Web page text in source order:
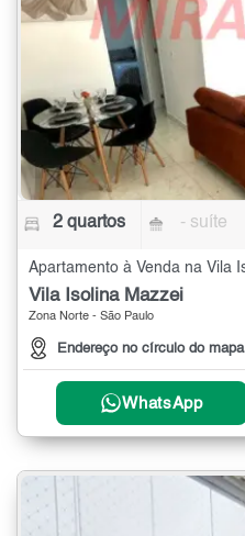
2 quartos - suíte
Vila Isolina Mazzei
Zona Norte - São Paulo
Endereço no círculo do mapa
WhatsApp